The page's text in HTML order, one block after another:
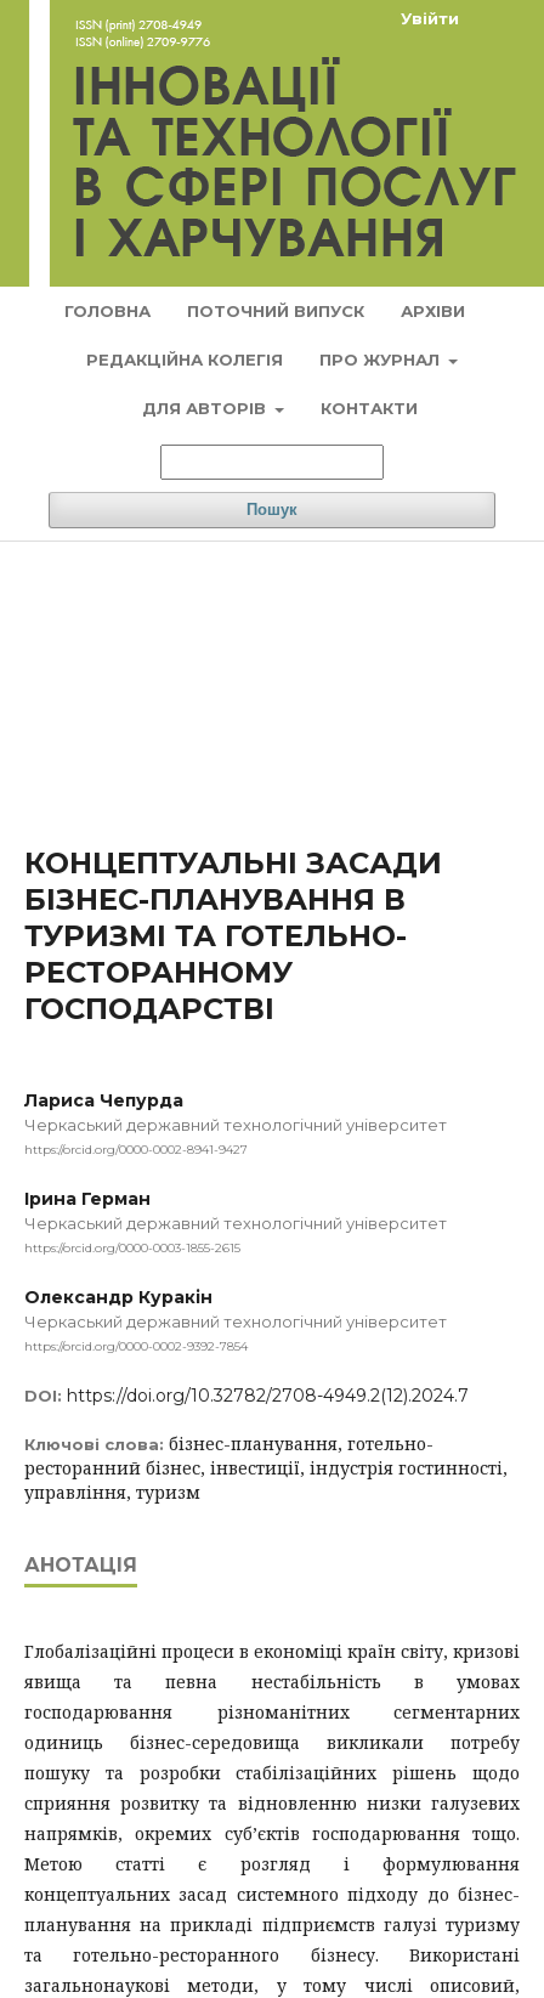
ГОЛОВНА ПОТОЧНИЙ ВИПУСК АРХІВИ
РЕДАКЦІЙНА КОЛЕГІЯ ПРО ЖУРНАЛ
ДЛЯ АВТОРІВ КОНТАКТИ
Пошук
Увійти
КОНЦЕПТУАЛЬНІ ЗАСАДИ
БІЗНЕС-ПЛАНУВАННЯ В
ТУРИЗМІ ТА ГОТЕЛЬНО-
РЕСТОРАННОМУ
ГОСПОДАРСТВІ
Лариса Чепурда
Черкаський державний технологічний університет
https://orcid.org/0000-0002-8941-9427
Ірина Герман
Черкаський державний технологічний університет
https://orcid.org/0000-0003-1855-2615
Олександр Куракін
Черкаський державний технологічний університет
https://orcid.org/0000-0002-9392-7854
DOI: https://doi.org/10.32782/2708-4949.2(12).2024.7
Ключові слова: бізнес-планування, готельно-
ресторанний бізнес, інвестиції, індустрія гостинності,
управління, туризм
АНОТАЦІЯ
Глобалізаційні процеси в економіці країн світу, кризові
явища та певна нестабільність в умовах
господарювання різноманітних сегментарних
одиниць бізнес-середовища викликали потребу
пошуку та розробки стабілізаційних рішень щодо
сприяння розвитку та відновленню низки галузевих
напрямків, окремих суб’єктів господарювання тощо.
Метою статті є розгляд і формулювання
концептуальних засад системного підходу до бізнес-
планування на прикладі підприємств галузі туризму
та готельно-ресторанного бізнесу. Використані
загальнонаукові методи, у тому числі описовий,